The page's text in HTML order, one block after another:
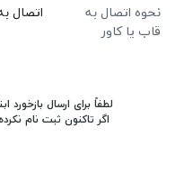
نحوه اتصال به
قاب یا کاور
اتصال
لطفاً برای ارسال
اگر تاکنون ثبت نام